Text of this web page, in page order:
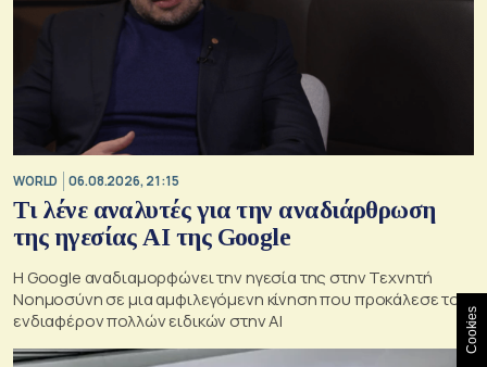
WORLD 06.08.2026, 21:15
Τι λένε αναλυτές για την αναδιάρθρωση
της ηγεσίας ΑΙ της Google
Η Google αναδιαμορφώνει την ηγεσία της στην Τεχνητή
Νοημοσύνη σε μια αμφιλεγόμενη κίνηση που προκάλεσε το
ενδιαφέρον πολλών ειδικών στην ΑΙ
Cookies